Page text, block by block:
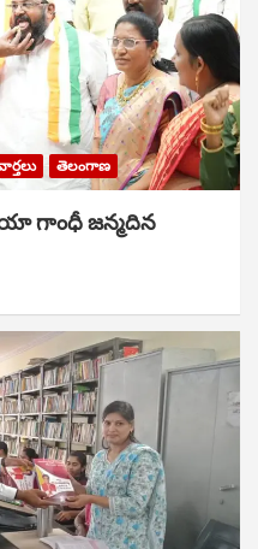
తెలంగాణ
గాంధీ జ‌న్మ‌దిన